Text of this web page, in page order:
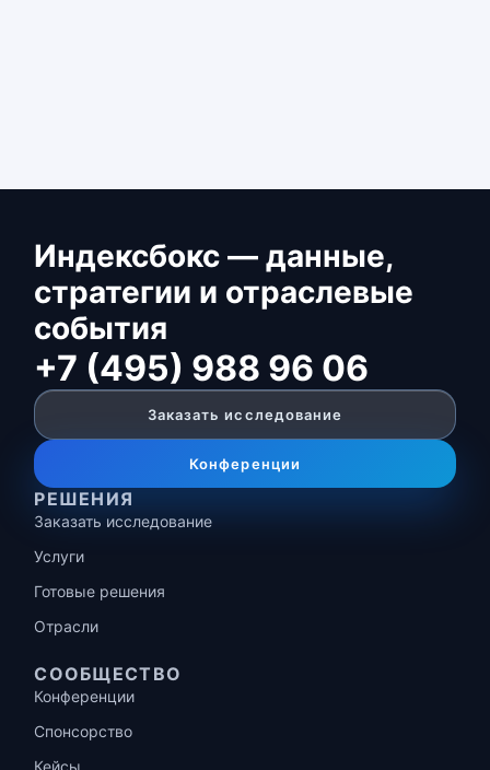
Индексбокс — данные,
стратегии и отраслевые
события
+7 (495) 988 96 06
Заказать исследование
Конференции
РЕШЕНИЯ
Заказать исследование
Услуги
Готовые решения
Отрасли
СООБЩЕСТВО
Конференции
Спонсорство